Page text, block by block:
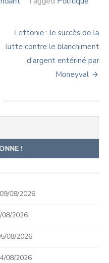
Lettonie : le succès de la
lutte contre le blanchiment
d’argent entériné par
Moneyval
09/08/2026
08/2026
08/2026
08/2026